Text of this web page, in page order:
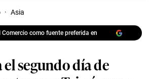
· Asia
Comercio como fuente preferida en
segundo día de